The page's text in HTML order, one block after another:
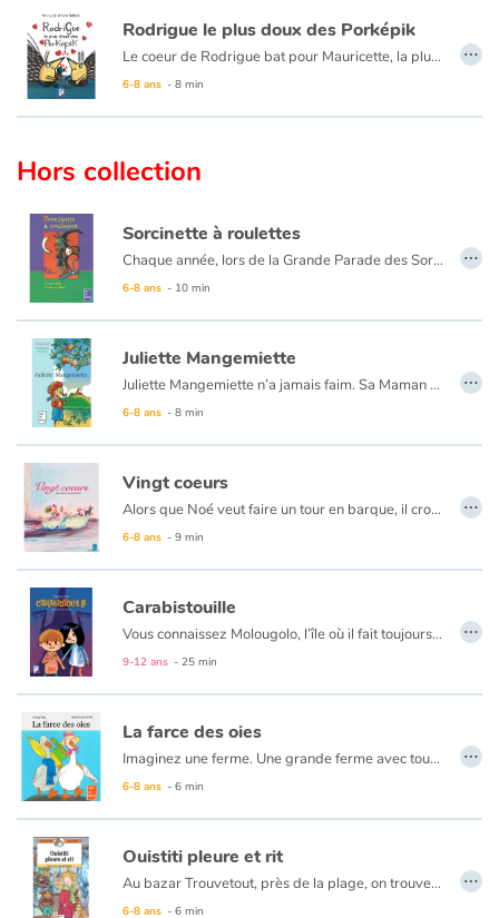
Rodrigue le plus doux des Porképik
Le coeur de Rodrigue bat pour Mauricette, la plus chouette des porképikettes. Mais, entre les piques qui rebiquent, un lit pas pratique et l'arrivée d'un bébé Porképik, Rodrigue s'inquiète et s'agite. Pas de panique, les deux amoureux ont toujours une bonne idée pour rendre la vie magnifique !
6-8 ans - 8 min
…
Hors collection
Sorcinette à roulettes
Chaque année, lors de la Grande Parade des Sorciers, les Dubalai remportent le Chaudron d'Or ! Mais la cadette, Sorcinette, ne semble pas très douée et loupe tous ses sorts. Pourtant, cette année, Sorcinette doit participer au concours. Sa famille est très inquiète...
6-8 ans - 10 min
…
Juliette Mangemiette
Juliette Mangemiette n’a jamais faim. Sa Maman est très inquiète. Elle essaie toutes ses recettes !
6-8 ans - 8 min
…
Vingt coeurs
Alors que Noé veut faire un tour en barque, il croise sur son chemin une ribambelle d'animaux qui veulent l'accompagner. Une fois sur les flots, une tempête éclate... Noé parviendra-t-il à rejoindre son amoureuse ?
6-8 ans - 9 min
…
Carabistouille
Vous connaissez Molougolo, l’île où il fait toujours beau ? C’est là qu’Hervé part une semaine en vacances de Noël avec ses parents et sa sœur Lucie. Sauf que sur place, il pleut jour et nuit, un vrai temps de grenouilles ! Mais Hervé s’en fiche : il ne voit pas le temps passer, il joue avec la super console Jeuga XMP 345 qu’il a reçue en cadeau. Jusqu’au moment où apparaît...CARABISTOUILLE. Et alors là, tout s’embrouille !
9-12 ans - 25 min
…
La farce des oies
Imaginez une ferme. Une grande ferme avec tout ce qu’il faut : un tracteur, des poules, un chien, des vaches, des bidons de lait, des poussins…
6-8 ans - 6 min
…
Ouistiti pleure et rit
Au bazar Trouvetout, près de la plage, on trouve vraiment tout. Même des jouets de Noël. Mais cette année, le patron a mis en vitrine un Ouistiti en peluche qui ne plaît pas à la patronne. Coincé sur son étagère, Ouistiti voudrait tant qu’un enfant le choisisse...
6-8 ans - 6 min
…